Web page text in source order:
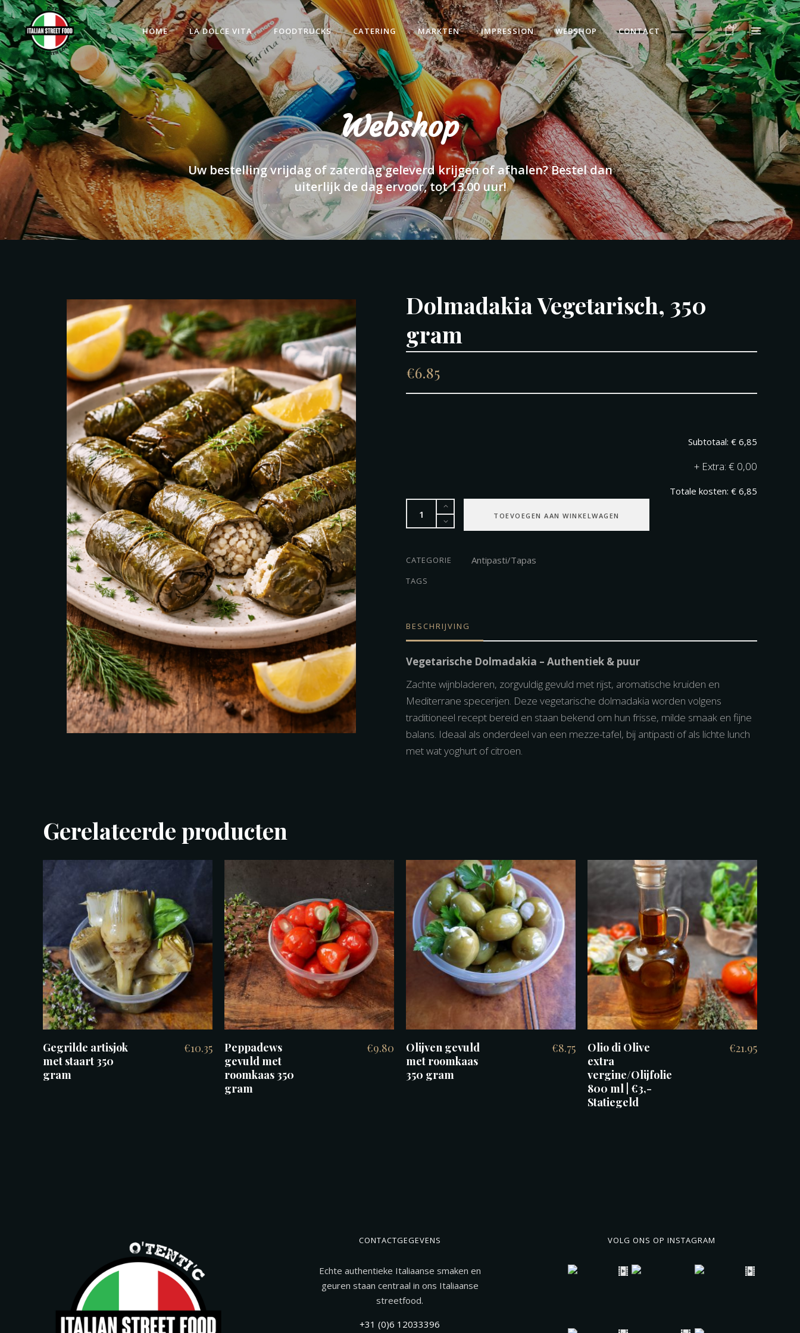
HOME LA DOLCE VITA FOODTRUCKS CATERING MARKTEN IMPRESSION WEBSHOP CONTACT 0
Geen producten in uw winkelwagen.
Geen producten in uw winkelwagen.
Webshop
Uw bestelling vrijdag of zaterdag geleverd krijgen of afhalen? Bestel dan
uiterlijk de dag ervoor, tot 13.00 uur!
Dolmadakia Vegetarisch, 350
gram
€6.85
€ 6,85
+ € 0,00
€ 6,85
Dolmadakia
Vegetarisch,
hoeveelheid
TOEVOEGEN AAN WINKELWAGEN
CATEGORIE Antipasti/Tapas
TAGS
BESCHRIJVING
Vegetarische Dolmadakia – Authentiek & puur
Zachte wijnbladeren, zorgvuldig gevuld met rijst, aromatische kruiden en
Mediterrane specerijen. Deze vegetarische dolmadakia worden volgens
traditioneel recept bereid en staan bekend om hun frisse, milde smaak en fijne
balans. Ideaal als onderdeel van een mezze-tafel, bij antipasti of als lichte lunch
met wat yoghurt of citroen.
Gerelateerde producten
TOEVOEGEN AAN
WINKELWAGEN
Gegrilde artisjok
met staart 350
gram
€10.35
TOEVOEGEN AAN
WINKELWAGEN
Peppadews
gevuld met
roomkaas 350
gram
€9.80
TOEVOEGEN AAN
WINKELWAGEN
Olijven gevuld
met roomkaas
350 gram
€8.75
TOEVOEGEN AAN
WINKELWAGEN
Olio di Olive
extra
vergine/Olijfolie
800 ml | €3,-
Statiegeld
€21.95
CONTACTGEGEVENS
Echte authentieke Italiaanse smaken en
geuren staan centraal in ons Italiaanse
streetfood.
+31 (0)6 12033396
VOLG ONS OP INSTAGRAM